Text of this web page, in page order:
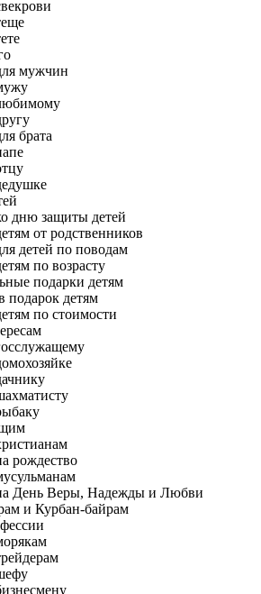
мужчин
брата
дню защиты детей
от родственников
детей по поводам
по возрасту
подарки детям
подарок детям
по стоимости
рождество
День Веры, Надежды и Любви
и Курбан-байрам